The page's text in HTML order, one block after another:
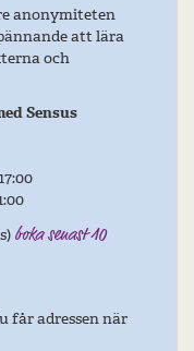
anonymiteten
att lära
och
Sensus
boka senast 10
får adressen när